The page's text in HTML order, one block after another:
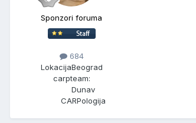
Sponzori foruma
684
LokacijaBeograd
carpteam:
Dunav
CARPologija